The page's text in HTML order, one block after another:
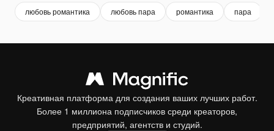
любовь романтика любовь пара романтика пара
Креативная платформа для создания ваших лучших работ.
Более 1 миллиона подписчиков среди креаторов,
предприятий, агентств и студий.